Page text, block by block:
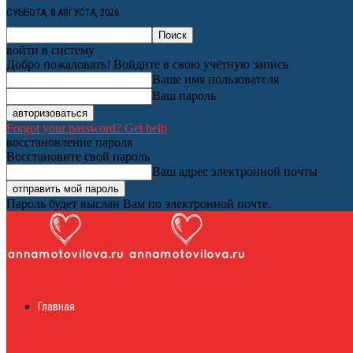
СУББОТА, 8 АВГУСТА, 2026
войти в систему
Добро пожаловать! Войдите в свою учётную запись
Ваше имя пользователя
Ваш пароль
Forgot your password? Get help
восстановление пароля
Восстановите свой пароль
Ваш адрес электронной почты
Пароль будет выслан Вам по электронной почте.
Главная